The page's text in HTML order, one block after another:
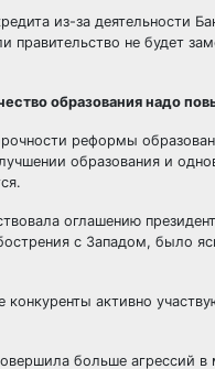
из-за деятельности
правительство не будет
образования надо
реформы
образования и
оглашению
с Западом, было
активно
больше агрессий